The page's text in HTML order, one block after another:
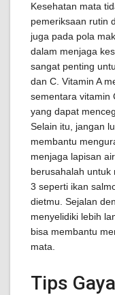
Kesehatan mata
pemeriksaan rutin
juga pada pola
dalam menjaga
sangat penting
dan C. Vitamin A
sementara vitamin
yang dapat
Selain itu, jangan
membantu
menjaga lapisan
berusahalah untuk
3 seperti ikan
dietmu. Sejalan
menyelidiki lebih
bisa membantu
mata.
Tips